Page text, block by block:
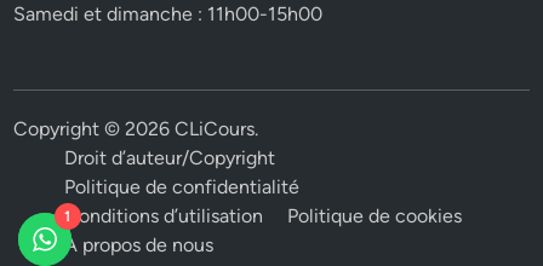
Samedi et dimanche : 11h00-15h00
Copyright © 2026CLiCours.
Droit d’auteur/Copyright
Politique de confidentialité
Conditions d’utilisation
Politique de cookies
A propos de nous
1